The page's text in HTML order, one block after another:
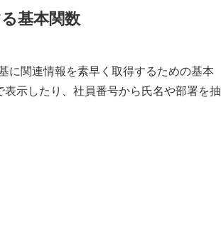
基本関数
に関連情報を素早く取得するための基本
示したり、社員番号から氏名や部署を抽